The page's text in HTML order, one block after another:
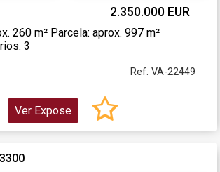
2.350.000 EUR
260 m² Parcela: aprox. 997 m²
3
Ref. VA-22449
Ver Expose